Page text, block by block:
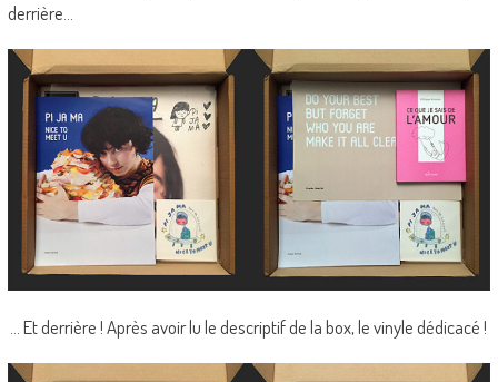
derrière…
… Et derrière ! Après avoir lu le descriptif de la box, le vinyle dédicacé !